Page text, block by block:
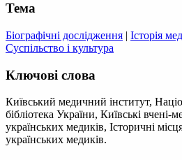
Тема
Біографічні дослідження | Історія
Суспільство і культура
Ключові слова
Київський медичний інститут,
бібліотека України, Київські вчені-
українських медиків, Історичні
українських медиків.